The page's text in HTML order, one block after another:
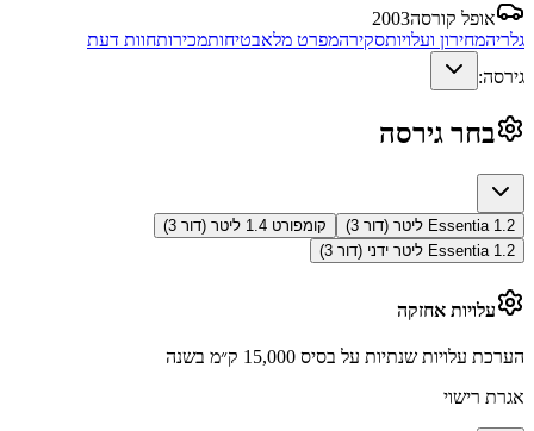
אופל קורסה2003
גלריהמחירון ועלויותסקירהמפרט מלאבטיחותמכירותחוות דעת
גירסה:
בחר גירסה
Essentia 1.2 ליטר (דור 3)
קומפורט 1.4 ליטר (דור 3)
Essentia 1.2 ליטר ידני (דור 3)
עלויות אחזקה
הערכת עלויות שנתיות על בסיס 15,000 ק״מ בשנה
אגרת רישוי